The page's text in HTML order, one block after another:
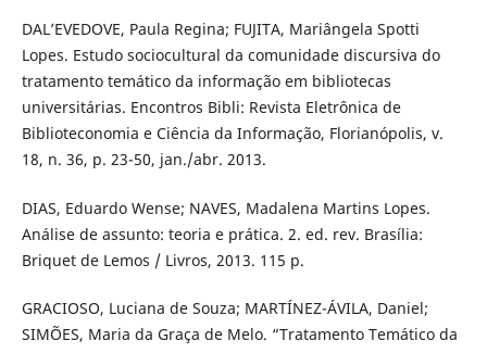
DAL’EVEDOVE, Paula Regina; FUJITA, Mariângela Spotti
Lopes. Estudo sociocultural da comunidade discursiva do
tratamento temático da informação em bibliotecas
universitárias. Encontros Bibli: Revista Eletrônica de
Biblioteconomia e Ciência da Informação, Florianópolis, v.
18, n. 36, p. 23-50, jan./abr. 2013.
DIAS, Eduardo Wense; NAVES, Madalena Martins Lopes.
Análise de assunto: teoria e prática. 2. ed. rev. Brasília:
Briquet de Lemos / Livros, 2013. 115 p.
GRACIOSO, Luciana de Souza; MARTÍNEZ-ÁVILA, Daniel;
SIMÕES, Maria da Graça de Melo. “Tratamento Temático da